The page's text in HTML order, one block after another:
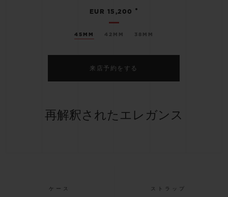
45MM 42MM 38MM
EUR 15,200 •
来店予約をする
再解釈されたエレガンス
ケース ストラップ